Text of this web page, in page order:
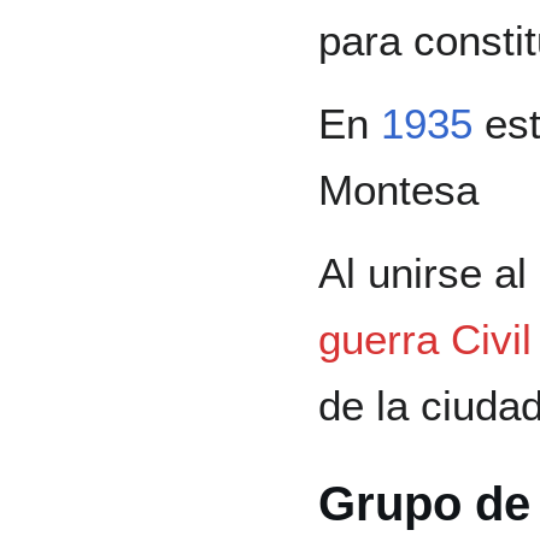
para
En 1935
Montesa
Al unirse al
guerra
de la
Grupo